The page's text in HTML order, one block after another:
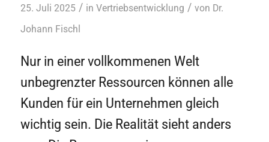
25. Juli 2025 / in Vertriebsentwicklung / von Dr.
Johann Fischl
Nur in einer vollkommenen Welt
unbegrenzter Ressourcen können alle
Kunden für ein Unternehmen gleich
wichtig sein. Die Realität sieht anders